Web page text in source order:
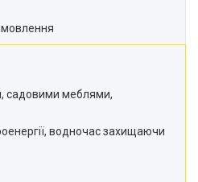
садовими меблями,
водночас захищаючи